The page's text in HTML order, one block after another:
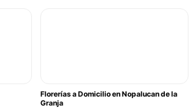
Florerías a Domicilio en Nopalucan de la
Granja